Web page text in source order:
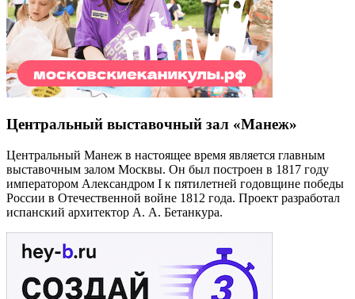
Центральный выставочный зал «Манеж»
Центральный Манеж в настоящее время является главным
выставочным залом Москвы. Он был построен в 1817 году
императором Александром I к пятилетней годовщине победы
России в Отечественной войне 1812 года. Проект разработал
испанский архитектор А. А. Бетанкура.